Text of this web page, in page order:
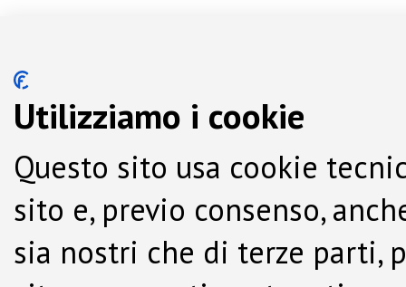
Utilizziamo i cookie
Questo sito usa cookie
sito e, previo consenso,
sia nostri che di terze parti,